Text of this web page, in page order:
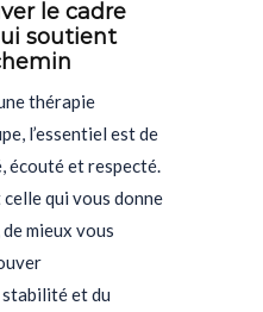
le cadre
soutient
thérapie
l’essentiel est de
écouté et respecté.
qui vous donne
de mieux vous
et du